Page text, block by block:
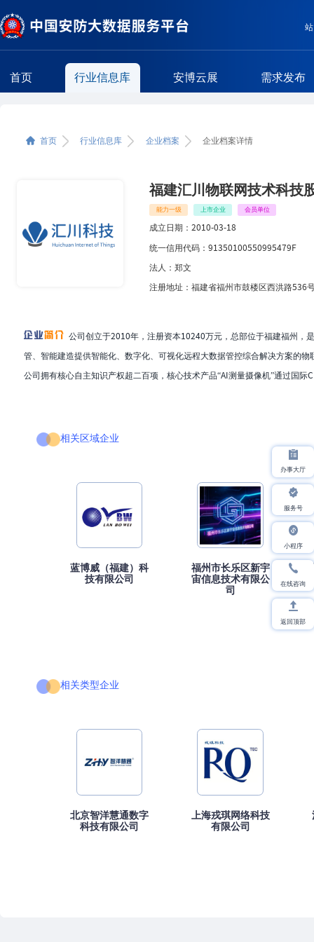
首页 行业信息库 安博云展 需求发布
相关区域企业
首页 行业信息库 企业档案 企业档案详情
福建汇川物联网技术科技
能力一级 上市企业 会员单位
成立日期：2010-03-18
统一信用代码：91350100550995479F
法人：郑文
注册地址：福建省福州市鼓楼区西洪路536
公司创立于2010年，注册资本10240万元，总部位于福建福州，
管、智能建造提供智能化、数字化、可视化远程大数据管控综合解决方案的物
公司拥有核心自主知识产权超二百项，核心技术产品“AI测量摄像机”通过国
相关区域企业
蓝博威（福建）科
技有限公司
福州市长乐区新宇
宙信息技术有限公
司
相关类型企业
北京智洋慧通数字
科技有限公司
上海戎琪网络科技
有限公司
办事大厅
服务号
小程序
在线咨询
返回顶部